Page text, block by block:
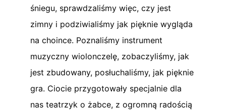
śniegu, sprawdzaliśmy więc, czy jest
zimny i podziwialiśmy jak pięknie wygląda
na choince. Poznaliśmy instrument
muzyczny wiolonczelę, zobaczyliśmy, jak
jest zbudowany, posłuchaliśmy, jak pięknie
gra. Ciocie przygotowały specjalnie dla
nas teatrzyk o żabce, z ogromną radością